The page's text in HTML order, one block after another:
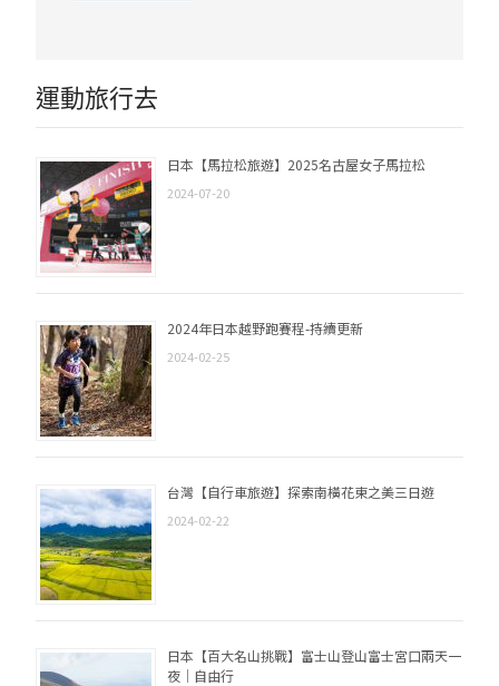
運動旅行去
日本【馬拉松旅遊】2025名古屋女子馬拉松
2024-07-20
2024年日本越野跑賽程-持續更新
2024-02-25
台灣【自行車旅遊】探索南橫花東之美三日遊
2024-02-22
日本【百大名山挑戰】富士山登山富士宮口兩天一
夜｜自由行